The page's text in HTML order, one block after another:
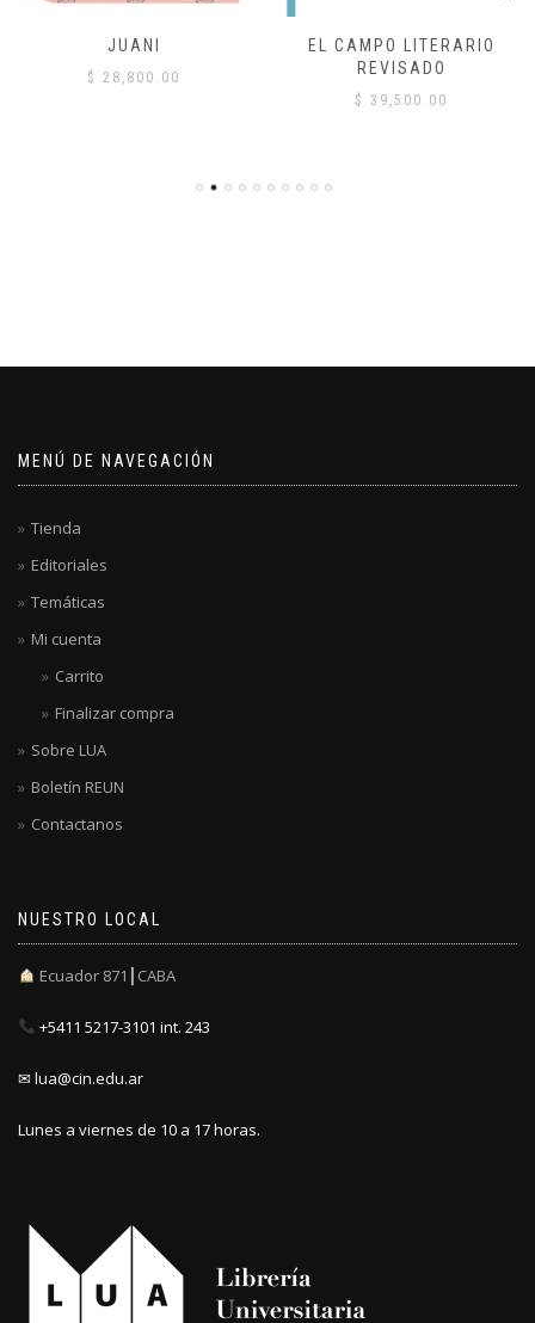
JUANI
$ 28,800.00
EL CAMPO LITERARIO
REVISADO
$ 39,500.00
MENÚ DE NAVEGACIÓN
Tienda
Editoriales
Temáticas
Mi cuenta
Carrito
Finalizar compra
Sobre LUA
Boletín REUN
Contactanos
NUESTRO LOCAL
Ecuador 871┃CABA
+5411 5217-3101 int. 243
✉ lua@cin.edu.ar
Lunes a viernes de 10 a 17 horas.